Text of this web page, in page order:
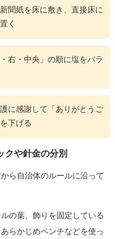
新聞紙を床に敷き、直接床に
く
右・中央」の順に塩をパラ
護に感謝して「ありがとうご
下げる
クや針金の分別
ら自治体のルールに沿って
の葉、飾りを固定している
らかじめペンチなどを使っ